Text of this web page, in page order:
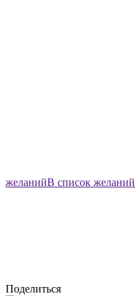
желанийВ список желаний
Поделиться